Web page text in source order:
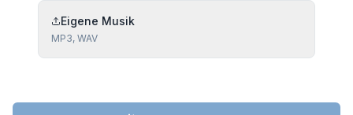
Eigene Musik
MP3, WAV